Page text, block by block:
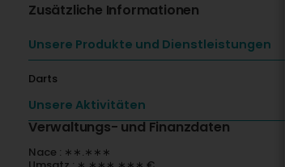
Zusätzliche Informationen
Unsere Produkte und Dienstleistungen
Darts
Unsere Aktivitäten
Verwaltungs- und Finanzdaten
Nace : ∗∗.∗∗∗